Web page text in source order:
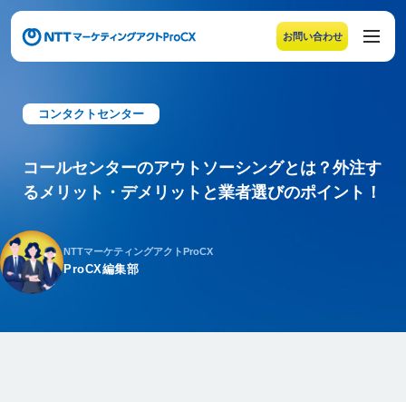
お問い合わせ
メニューの末尾です。Escape キーでメニューを閉じるこ
コンタクトセンター
コールセンターのアウトソーシングとは？外注す
るメリット・デメリットと業者選びのポイント！
NTTマーケティングアクトProCX
ProCX編集部